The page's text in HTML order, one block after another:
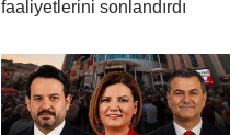
faaliyetlerini sonlandırdı